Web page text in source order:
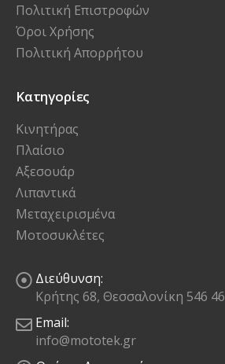
Πολιτική Επιστροφών
Όροι Χρήσης
Πολιτική Απορρήτου
Κατηγορίες
Κινητήρας
Πλαίσιο
Αξεσουάρ
Λιπαντικά
Μεταχειρισμένα
Μοτοσυκλέτες
Διεύθυνση:
Κρήτης 68, Θεσσαλονίκη 546 46
Email:
info@mototek.gr